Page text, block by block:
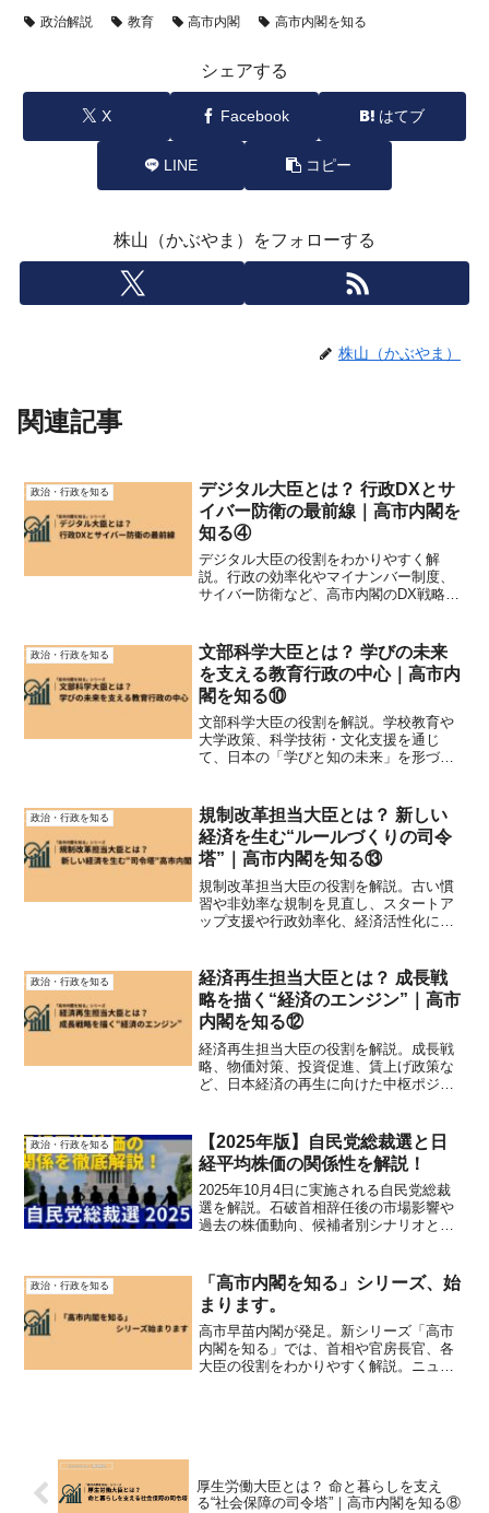
政治解説
教育 高市内閣 高市内閣を知る
シェアする
X Facebook はてブ
LINE コピー
株山（かぶやま）をフォローする
株山（かぶやま）
関連記事
政治・行政を知る
デジタル大臣とは？ 行政DXとサ
イバー防衛の最前線｜高市内閣を
知る④
デジタル大臣の役割をわかりやすく解
説。行政の効率化やマイナンバー制度、
サイバー防衛など、高市内閣のDX戦略の
政治・行政を知る
文部科学大臣とは？ 学びの未来
を支える教育行政の中心｜高市内
閣を知る⑩
文部科学大臣の役割を解説。学校教育や
大学政策、科学技術・文化支援を通じ
て、日本の「学びと知の未来」を形づく
政治・行政を知る
規制改革担当大臣とは？ 新しい
経済を生む“ルールづくりの司令
塔”｜高市内閣を知る⑬
規制改革担当大臣の役割を解説。古い慣
習や非効率な規制を見直し、スタートア
ップ支援や行政効率化、経済活性化につ
政治・行政を知る
経済再生担当大臣とは？ 成長戦
略を描く“経済のエンジン”｜高市
内閣を知る⑫
経済再生担当大臣の役割を解説。成長戦
略、物価対策、投資促進、賃上げ政策な
ど、日本経済の再生に向けた中枢ポジシ
政治・行政を知る
【2025年版】自民党総裁選と日
経平均株価の関係性を解説！
2025年10月4日に実施される自民党総裁
選を解説。石破首相辞任後の市場影響や
過去の株価動向、候補者別シナリオと注
政治・行政を知る
「高市内閣を知る」シリーズ、始
まります。
高市早苗内閣が発足。新シリーズ「高市
内閣を知る」では、首相や官房長官、各
大臣の役割をわかりやすく解説。ニュー
厚生労働大臣とは？ 命と暮らしを支え
る“社会保障の司令塔”｜高市内閣を知る⑧